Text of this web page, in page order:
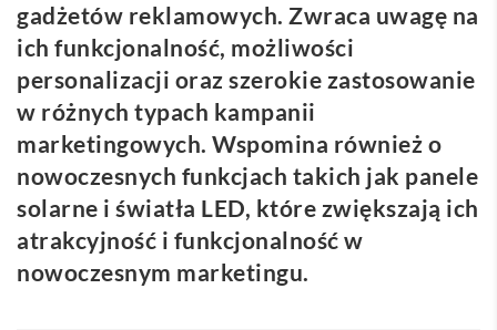
gadżetów reklamowych. Zwraca uwagę na
ich funkcjonalność, możliwości
personalizacji oraz szerokie zastosowanie
w różnych typach kampanii
marketingowych. Wspomina również o
nowoczesnych funkcjach takich jak panele
solarne i światła LED, które zwiększają ich
atrakcyjność i funkcjonalność w
nowoczesnym marketingu.